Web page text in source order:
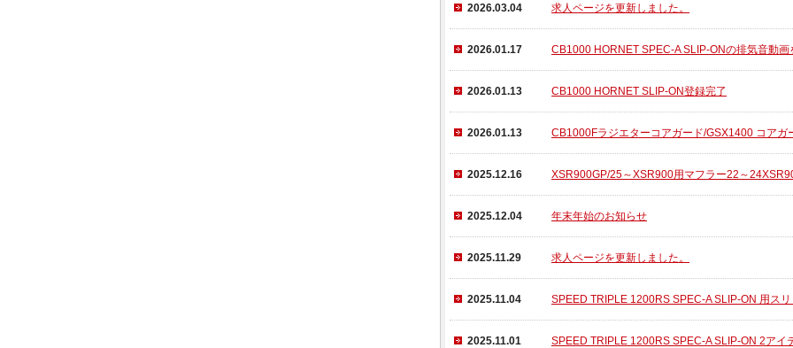
2026.03.04 求人ページを更新しました。
2026.01.17 CB1000 HORNET SPEC-A SLIP-ONの排気音動画
2026.01.13 CB1000 HORNET SLIP-ON登録完了
2026.01.13 CB1000Fラジエターコアガード/GSX1400 コアガ
2025.12.16 XSR900GP/25～XSR900用マフラー22～
2025.12.04 年末年始のお知らせ
2025.11.29 求人ページを更新しました。
2025.11.04 SPEED TRIPLE 1200RS SPEC-A SLIP-ON 用ス
2025.11.01 SPEED TRIPLE 1200RS SPEC-A SLIP-ON 2アイ